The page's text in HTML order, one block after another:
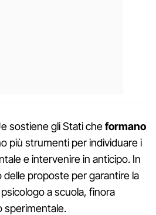
sostiene gli Stati cheformano
più strumenti per individuare i
e intervenire in anticipo. In
delle proposte per garantire la
a scuola, finora
sperimentale.